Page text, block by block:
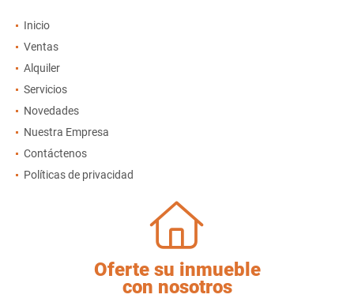
Inicio
Ventas
Alquiler
Servicios
Novedades
Nuestra Empresa
Contáctenos
Políticas de privacidad
Oferte su inmueble
con nosotros